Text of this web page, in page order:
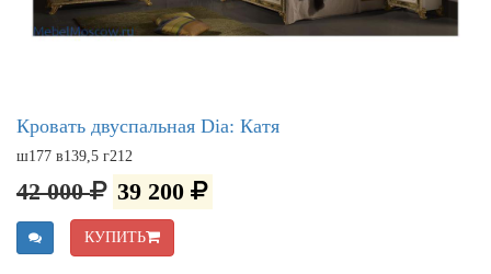
Кровать двуспальная Dia: Катя
ш177 в139,5 г212
42 000 39 200
КУПИТЬ